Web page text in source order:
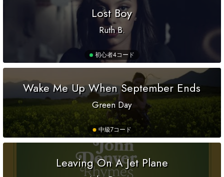
Lost Boy
Ruth B.
初心者4コード
Wake Me Up When September Ends
Green Day
中級7コード
Leaving On A Jet Plane